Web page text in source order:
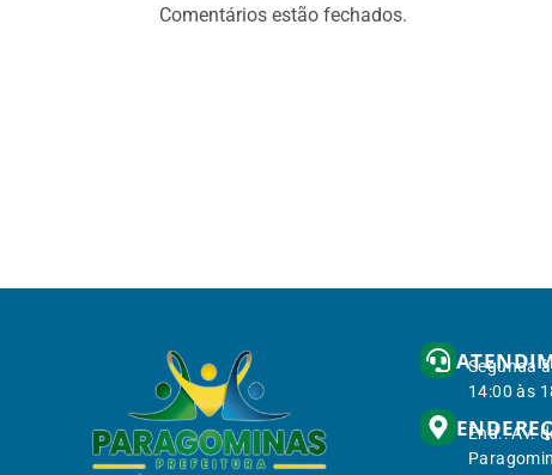
Comentários estão fechados.
Segunda
14:00 às
End.: Av.